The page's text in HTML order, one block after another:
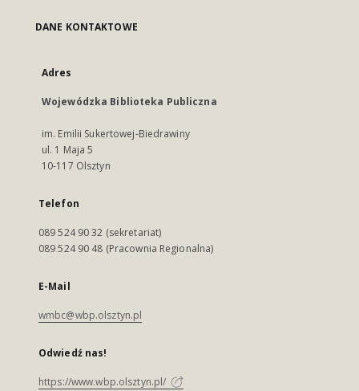
DANE KONTAKTOWE
Adres
Wojewódzka Biblioteka Publiczna
im. Emilii Sukertowej-Biedrawiny
ul. 1 Maja 5
10-117 Olsztyn
Telefon
089 524 90 32 (sekretariat)
089 524 90 48 (Pracownia Regionalna)
E-Mail
wmbc@wbp.olsztyn.pl
Odwiedź nas!
https://www.wbp.olsztyn.pl/